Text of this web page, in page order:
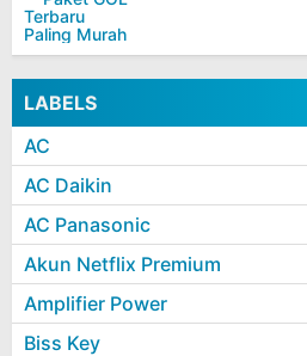
LABELS
AC
AC Daikin
AC Panasonic
Akun Netflix Premium
Amplifier Power
Biss Key